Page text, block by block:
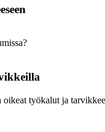
oikeat työkalut ja